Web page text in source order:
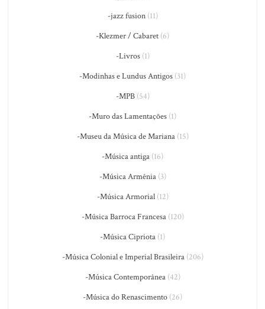
-jazz fusion(11)
-Klezmer / Cabaret (6)
-Livros(1)
-Modinhas e Lundus Antigos (31)
-MPB(54)
-Muro das Lamentações (1)
-Museu da Música de Mariana(15)
-Música antiga (16)
-Música Armênia(3)
-Música Armorial(12)
-Música Barroca Francesa(120)
-Música Cipriota (1)
-Música Colonial e Imperial Brasileira(206)
-Música Contemporânea(42)
-Música do Renascimento (26)